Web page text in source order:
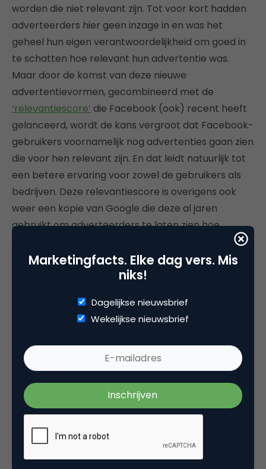
worden ­die niet relevant zijn. Tot voor kort hadden
adverteerders hier geen inzage in en was het
geheel hun eigen verantwoordelijkheid om goed in
te schatten hoe relevant hun advertentie was.
Maar door de komst van deze nieuwe
advertentievormen, gecombineerd met de
‘relevantiescore’ die Facebook (ook) recent heeft
gelanceerd, wordt de kans vergroot dat Facebook-
gebruikers voornamelijk nog advertenties gaan zien
die voor hen relevant zijn. En dat leidt natuurlijk tot
een betere ervaring voor zowel de gebruikers als
bedrijven. Deze relevantiescore is overigens ook
weer een kopie van Google die deze al jaren
gebruikt om adverteerders te laten zien hoe
succesvol hun advertenties kunnen zijn. Maar daar
ga ik nu maar even niet verder op in, daar kan ik
namelijk een hele nieuwe blogpost mee vullen.
Heb je een vraag of opmerking over de nieuwe
advertentiemogelijkheden en hoe je deze
brengen? Laat dan hieronder je reactie achter. Ik
help je graag verder op weg!
Deel dit artikel
Marketingfacts. Elke dag vers. Mis
niks!
Dagelijkse nieuwsbrief
Wekelijkse nieuwsbrief